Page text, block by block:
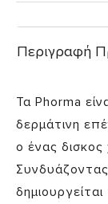
Περιγραφή
Τα Phorma
δερμάτινη
ο ένας